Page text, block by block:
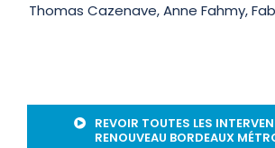
Thomas Cazenave, Anne Fahmy,
REVOIR TOUTES LES
RENOUVEAU BORDEAUX